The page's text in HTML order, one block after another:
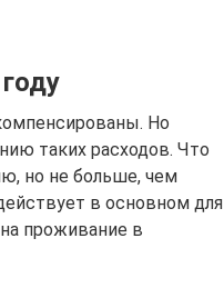
Но
таких расходов. Что
но не больше, чем
в основном для
проживание в